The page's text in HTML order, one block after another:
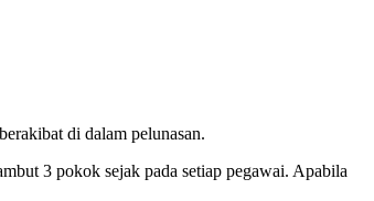
di dalam pelunasan.
3 pokok sejak pada setiap pegawai. Apabila